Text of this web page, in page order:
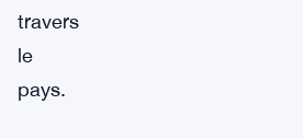
travers
le
pays.